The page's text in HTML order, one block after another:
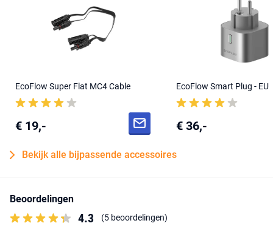
EcoFlow Super Flat MC4 Cable
€ 19,-
EcoFlow Smart Plug - EU
€ 36,-
Bekijk alle bijpassende accessoires
Beoordelingen
4.3 (5 beoordelingen)